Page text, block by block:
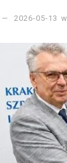
2026-05-13 w